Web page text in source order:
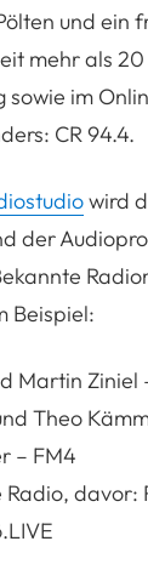
und ein
mehr als
sowie im
CR 94.4.
wird
der
Beispiel:
Martin Ziniel
Theo
– FM4
Radio, davor: